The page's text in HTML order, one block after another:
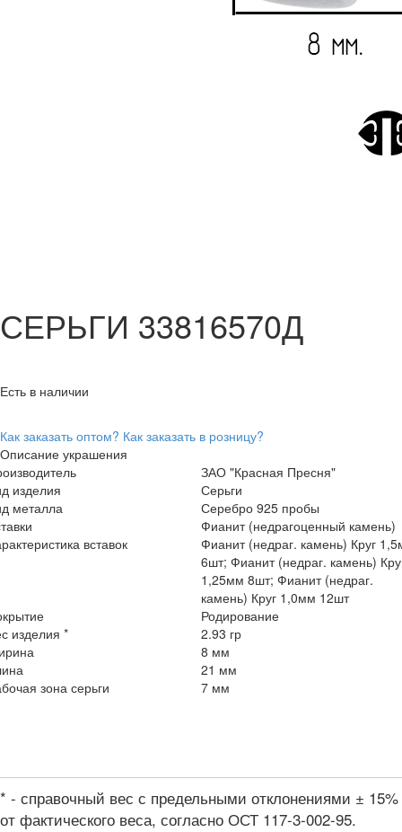
СЕРЬГИ 33816570Д
Есть в наличии
Как заказать оптом? Как заказать в розницу?
Описание украшения
ЗАО "Красная Пресня"
изделия
Серьги
металла
Серебро 925 пробы
Фианит (недрагоценный камень)
вставок
Фианит (недраг. камень) Круг
6шт; Фианит (недраг. камень)
1,25мм 8шт; Фианит (недраг.
камень) Круг 1,0мм 12шт
Родирование
изделия *
2.93 гр
8 мм
21 мм
зона серьги
7 мм
* - справочный вес с предельными отклонениями ± 15%
от фактического веса, согласно ОСТ 117-3-002-95.